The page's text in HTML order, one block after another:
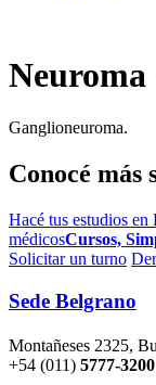
Ganglioneuroma.
Conocé más
Hacé tus estudios en
médicosCursos,
Solicitar un turno
Sede Belgrano
Montañeses 2325,
+54 (011) 5777-3200